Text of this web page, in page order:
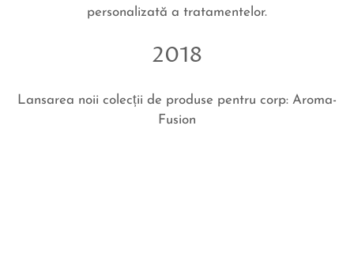
personalizată a tratamentelor.
2018
Lansarea noii colecții de produse pentru corp: Aroma-
Fusion